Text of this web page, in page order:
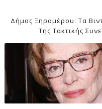
Δήμος Ξηρομέρου: Τα
Της Τακτικής